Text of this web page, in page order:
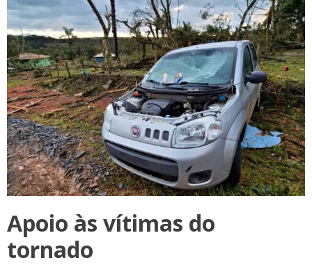
Apoio às vítimas do
tornado